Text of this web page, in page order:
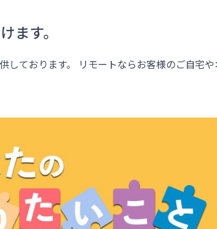
ます。
ております。 リモートならお客様のご自宅